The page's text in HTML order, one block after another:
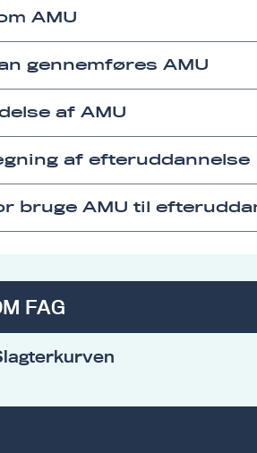
AMU
gennemføres AMU
af AMU
af efteruddannelse
bruge AMU til
FAG